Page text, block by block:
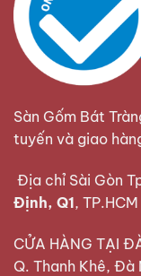
Sàn Gốm Bát
tuyến và giao
Địa chỉ Sài Gòn
Định, Q1, TP.HCM
CỬA HÀNG TẠI
Q. Thanh Khê, Đà